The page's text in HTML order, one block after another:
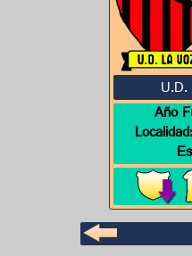
Año
Localidad: